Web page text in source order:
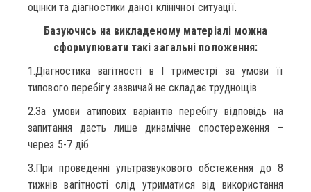
оцінки та діагностики даної клінічної ситуації.
Базуючись на викладеному матеріалі можна
сформулювати такі загальні положення:
1.Діагностика вагітності в І триместрі за умови її
типового перебігу зазвичай не складає труднощів.
2.За умови атипових варіантів перебігу відповідь на
запитання дасть лише динамічне спостереження –
через 5-7 діб.
3.При проведенні ультразвукового обстеження до 8
тижнів вагітності слід утриматися від використання